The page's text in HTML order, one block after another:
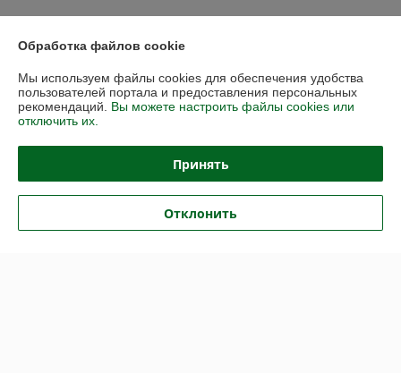
О нас
Обработка файлов cookie
Мы используем файлы cookies для обеспечения удобства
пользователей портала и предоставления персональных
рекомендаций. Вы можете настроить файлы cookies или
отключить их.
Принять
Отклонить